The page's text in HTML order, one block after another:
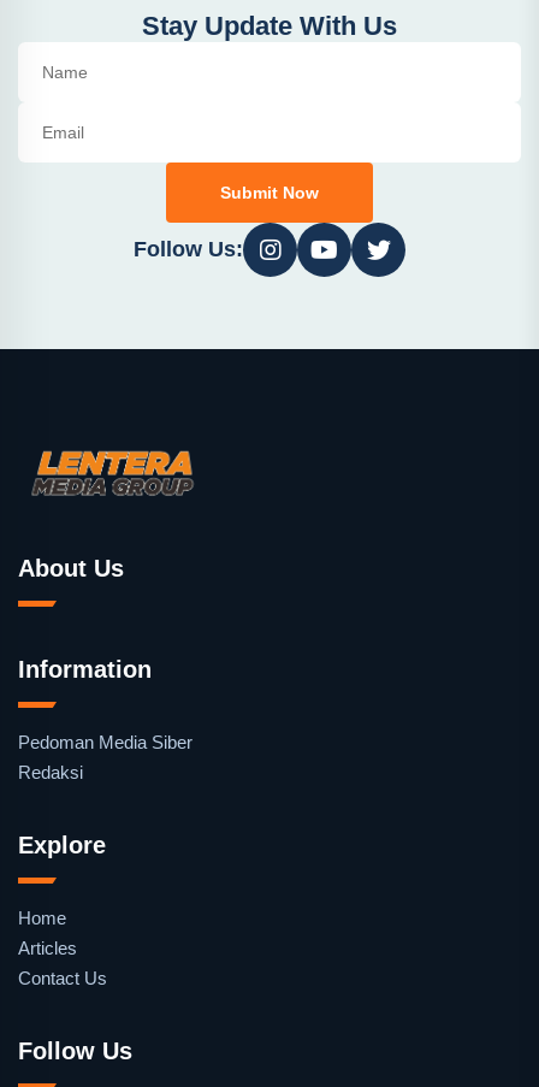
Stay Update With Us
Submit Now
Follow Us:
About Us
Information
Pedoman Media Siber
Redaksi
Explore
Home
Articles
Contact Us
Follow Us